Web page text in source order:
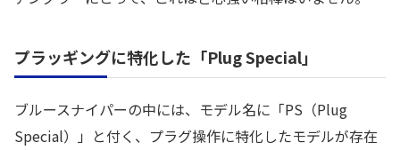
プラッギングに特化した「Plug Special」
ブルースナイパーの中には、モデル名に「PS（Plug
Special）」と付く、プラグ操作に特化したモデルが存在